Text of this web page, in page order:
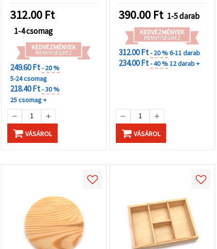
312.00 Ft
1-4 csomag
KEDVEZMÉNYEK
MENNYISÉGHEZ
249.60 Ft- 20 %
5-24 csomag
218.40 Ft- 30 %
25 csomag +
VÁSÁROL
390.00 Ft 1-5 darab
KEDVEZMÉNYEK
MENNYISÉGHEZ
312.00 Ft- 20 %6-11 darab
234.00 Ft- 40 %12 darab +
VÁSÁROL